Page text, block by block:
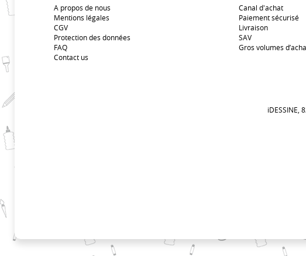
A propos de nous
Mentions légales
CGV
Protection des données
FAQ
Contact us
Canal d'achat
Paiement sécurisé
Livraison
SAV
Gros volumes
iDESSINE,